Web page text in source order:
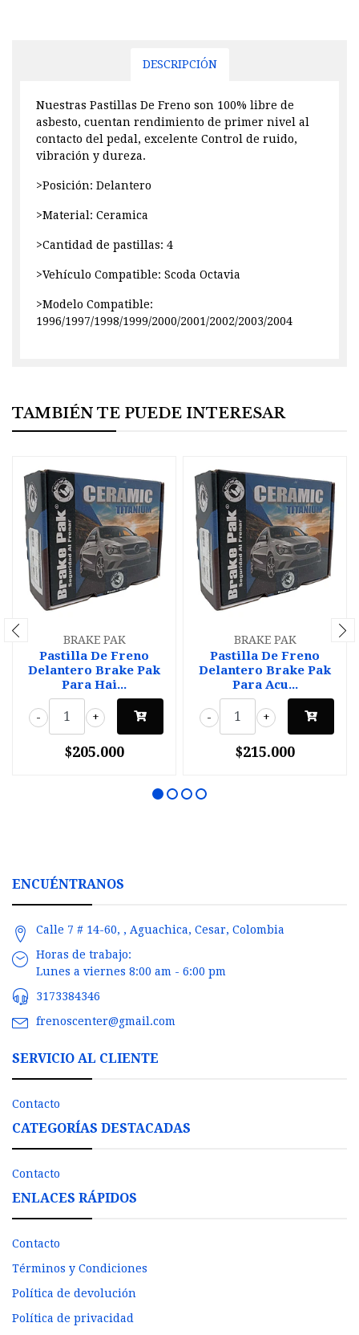
DESCRIPCIÓN
Nuestras Pastillas De Freno son 100% libre de
asbesto, cuentan rendimiento de primer nivel al
contacto del pedal, excelente Control de ruido,
vibración y dureza.
>Posición: Delantero
>Material: Ceramica
>Cantidad de pastillas: 4
>Vehículo Compatible: Scoda Octavia
>Modelo Compatible:
1996/1997/1998/1999/2000/2001/2002/2003/2004
TAMBIÉN TE PUEDE INTERESAR
BRAKE PAK
Pastilla De Freno
Delantero Brake Pak
Para Hai...
+
-
$205.000
BRAKE PAK
Pastilla De Freno
Delantero Brake Pak
Para Acu...
+
-
$215.000
ENCUÉNTRANOS
Calle 7 # 14-60, , Aguachica, Cesar, Colombia
Horas de trabajo:
Lunes a viernes 8:00 am - 6:00 pm
3173384346
frenoscenter@gmail.com
SERVICIO AL CLIENTE
Contacto
CATEGORÍAS DESTACADAS
Contacto
ENLACES RÁPIDOS
Contacto
Términos y Condiciones
Política de devolución
Política de privacidad